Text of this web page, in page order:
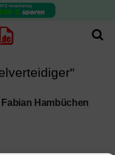
Hambüchen